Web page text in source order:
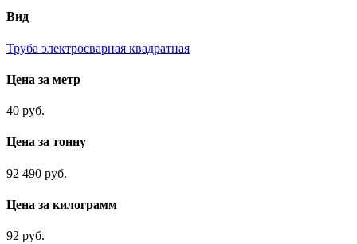
Вид
Труба электросварная квадратная
Цена за метр
40 руб.
Цена за тонну
92 490 руб.
Цена за килограмм
92 руб.